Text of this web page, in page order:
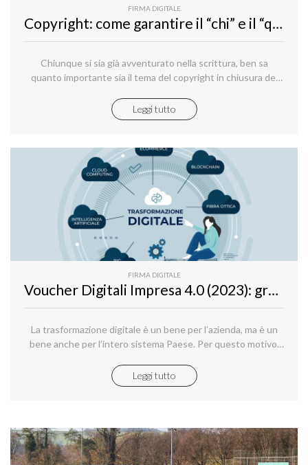
FIRMA DIGITALE
Copyright: come garantire il “chi” e il “quando” con firma digitale, marca temporale e PEC
Chiunque si sia già avventurato nella scrittura, ben sa
quanto importante sia il tema del copyright in chiusura del
Leggi tutto
FIRMA DIGITALE
Voucher Digitali Impresa 4.0 (2023): grande occasione, ma resta poco tempo
La trasformazione digitale è un bene per l’azienda, ma è un
bene anche per l’intero sistema Paese. Per questo motivo,
fondi, lo Stato interviene in questo investimento collettivo
nel tentativo di portare la macchina produttiva italiana ad un
Leggi tutto